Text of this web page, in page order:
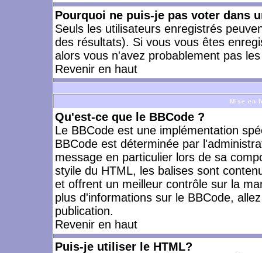
Pourquoi ne puis-je pas voter dans
Seuls les utilisateurs enregistrés
des résultats). Si vous vous êtes
alors vous n'avez probablement pas
Revenir en haut
Mise en
Qu'est-ce que le BBCode ?
Le BBCode est une implémentation
BBCode est déterminée par
message en particulier lors de sa
styile du HTML, les balises sont
et offrent un meilleur contrôle sur la
plus d'informations sur le BBCode,
publication.
Revenir en haut
Puis-je utiliser le HTML?